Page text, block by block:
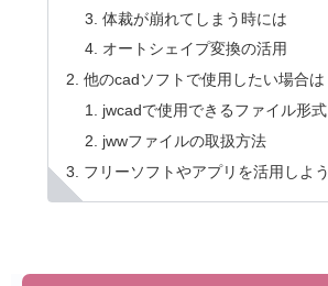
体裁が崩れてしまう時には
オートシェイプ変換の活用
他のcadソフトで使用したい場合は
jwcadで使用できるファイル形式
jwwファイルの取扱方法
フリーソフトやアプリを活用しよう